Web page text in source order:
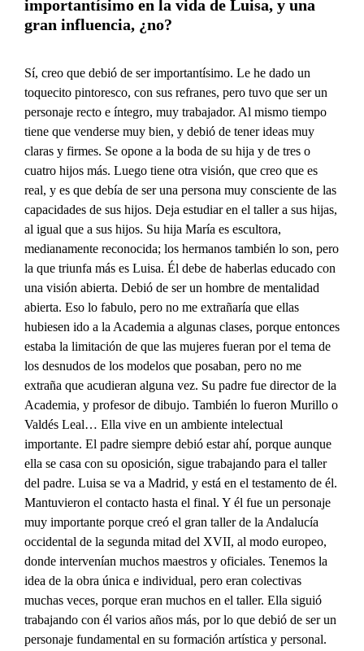
importantísimo en la vida de Luisa, y una
gran influencia, ¿no?
Sí, creo que debió de ser importantísimo. Le he dado un
toquecito pintoresco, con sus refranes, pero tuvo que ser un
personaje recto e íntegro, muy trabajador. Al mismo tiempo
tiene que venderse muy bien, y debió de tener ideas muy
claras y firmes. Se opone a la boda de su hija y de tres o
cuatro hijos más. Luego tiene otra visión, que creo que es
real, y es que debía de ser una persona muy consciente de las
capacidades de sus hijos. Deja estudiar en el taller a sus hijas,
al igual que a sus hijos. Su hija María es escultora,
medianamente reconocida; los hermanos también lo son, pero
la que triunfa más es Luisa. Él debe de haberlas educado con
una visión abierta. Debió de ser un hombre de mentalidad
abierta. Eso lo fabulo, pero no me extrañaría que ellas
hubiesen ido a la Academia a algunas clases, porque entonces
estaba la limitación de que las mujeres fueran por el tema de
los desnudos de los modelos que posaban, pero no me
extraña que acudieran alguna vez. Su padre fue director de la
Academia, y profesor de dibujo. También lo fueron Murillo o
Valdés Leal… Ella vive en un ambiente intelectual
importante. El padre siempre debió estar ahí, porque aunque
ella se casa con su oposición, sigue trabajando para el taller
del padre. Luisa se va a Madrid, y está en el testamento de él.
Mantuvieron el contacto hasta el final. Y él fue un personaje
muy importante porque creó el gran taller de la Andalucía
occidental de la segunda mitad del XVII, al modo europeo,
donde intervenían muchos maestros y oficiales. Tenemos la
idea de la obra única e individual, pero eran colectivas
muchas veces, porque eran muchos en el taller. Ella siguió
trabajando con él varios años más, por lo que debió de ser un
personaje fundamental en su formación artística y personal.